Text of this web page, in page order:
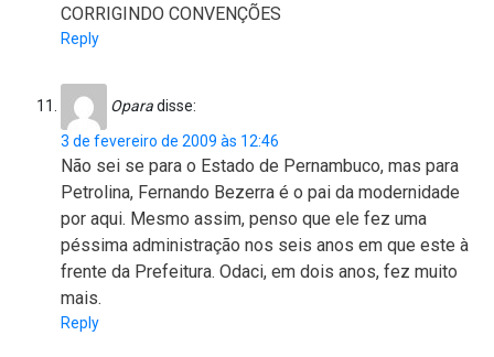
CORRIGINDO CONVENÇÕES
Reply
Oparadisse:
3 de fevereiro de 2009 às 12:46
Não sei se para o Estado de Pernambuco, mas para
Petrolina, Fernando Bezerra é o pai da modernidade
por aqui. Mesmo assim, penso que ele fez uma
péssima administração nos seis anos em que este à
frente da Prefeitura. Odaci, em dois anos, fez muito
mais.
Reply